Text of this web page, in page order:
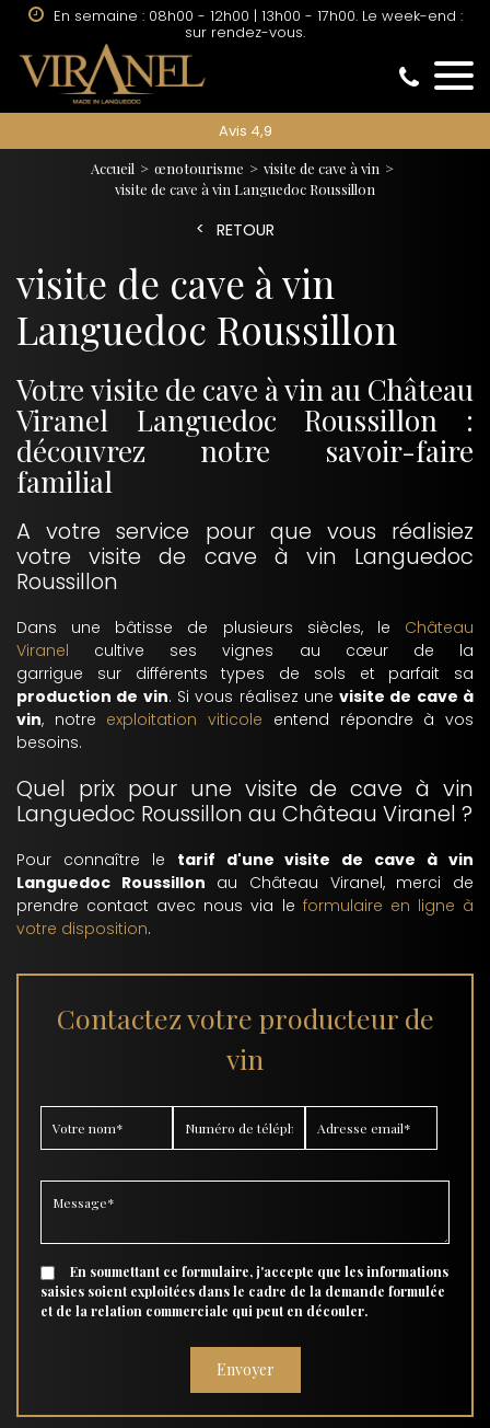
sur rendez-vous.
Avis 4,9
Accueil œnotourisme
visite de cave à vin
visite de cave à vin Languedoc Roussillon
RETOUR
visite de cave à vin
Languedoc Roussillon
Votre visite de cave à vin au Château
Viranel Languedoc Roussillon :
découvrez notre savoir-faire
familial
A votre service pour que vous réalisiez
votre visite de cave à vin Languedoc
Roussillon
Dans une bâtisse de plusieurs siècles, le Château
Viranel cultive ses vignes au cœur de la
garrigue sur différents types de sols et parfait sa
production de vin. Si vous réalisez unevisite de cave à
vin, notre exploitation viticole entend répondre à vos
besoins.
Quel prix pour une visite de cave à vin
Languedoc Roussillon au Château Viranel ?
Pour connaître le tarif d'une visite de cave à vin
Languedoc Roussillon au Château Viranel, merci de
prendre contact avec nous via le formulaire en ligne à
votre disposition.
Contactez votre producteur de
vin
En soumettant ce formulaire, j'accepte que les informations
saisies soient exploitées dans le cadre de la demande formulée
et de la relation commerciale qui peut en découler.